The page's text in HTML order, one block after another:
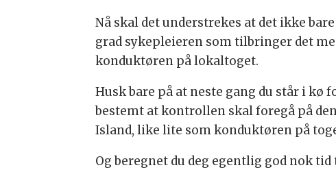
Nå skal det understrekes at det ikke
grad sykepleieren som tilbringer det
konduktøren på lokaltoget.
Husk bare på at neste gang du står i
bestemt at kontrollen skal foregå på
Island, like lite som konduktøren på
Og beregnet du deg egentlig god nok tid